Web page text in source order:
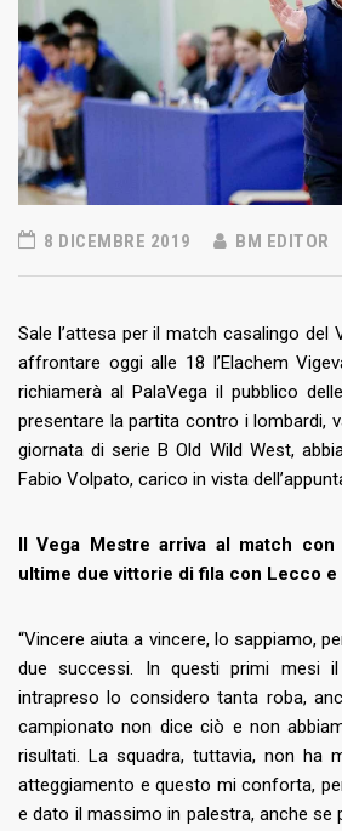
8 DICEMBRE 2019 BM EDITOR
Sale l’attesa per il match casalingo del
affrontare oggi alle 18 l’Elachem
richiamerà al PalaVega il pubblico
presentare la partita contro i lombardi,
giornata di serie B Old Wild West,
Fabio Volpato, carico in vista
Il Vega Mestre arriva al match
ultime due vittorie di fila con Lecco e
“Vincere aiuta a vincere, lo sappiamo,
due successi. In questi primi mesi
intrapreso lo considero tanta roba,
campionato non dice ciò e non
risultati. La squadra, tuttavia, non ha
atteggiamento e questo mi conforta,
e dato il massimo in palestra, anche se